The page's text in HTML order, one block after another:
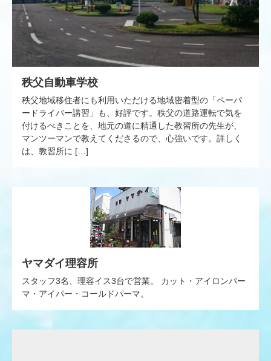
秩父自動車学校
秩父地域移住者にも利用いただける地域密着型の「ペーパ
ードライバー講習」も、好評です。秩父の道路運転で気を
付けるべきことを、地元の道に精通した教習所の先生が、
マンツーマンで教えてくださるので、心強いです。詳しく
は、教習所に […]
ヤマダイ理容所
スタッフ3名、理容イス3台で営業。 カット・アイロンパー
マ・アイパー・コールドパーマ。